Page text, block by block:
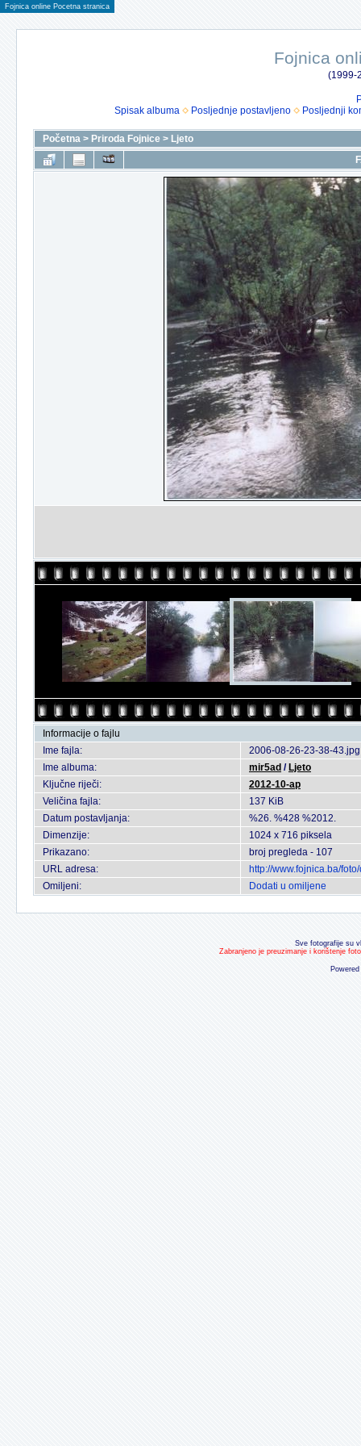
Fojnica online Pocetna stranica
Fojnica
(1999-
Spisak albuma
Posljednje postavljeno Posljednji
Početna > Priroda Fojnice > Ljeto
Informacije o fajlu
Ime fajla:
2006-08-26-23-38-43.jpg
Ime albuma:
mir5ad / Ljeto
Ključne riječi:
2012-10-ap
Veličina fajla:
137 KiB
Datum postavljanja:
%26. %428 %2012.
Dimenzije:
1024 x 716 piksela
Prikazano:
broj pregleda - 107
URL adresa:
http://www.fojnica.ba/
Omiljeni:
Dodati u omiljene
Sve fotografije su
Zabranjeno je preuzimanje i korištenje